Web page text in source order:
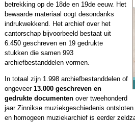
betrekking op de 18de en 19de eeuw. Het
bewaarde materiaal oogt desondanks
indrukwekkend. Het archief over het
cantorschap bijvoorbeeld bestaat uit
6.450 geschreven en 19 gedrukte
stukken die samen 993
archiefbestanddelen vormen.
In totaal zijn 1.998 archiefbestanddelen of
ongeveer 13.000 geschreven en
gedrukte documentenover tweehonderd
jaar Zinnikse muziekgeschiedenis
en homogeen muziekarchief is eerder